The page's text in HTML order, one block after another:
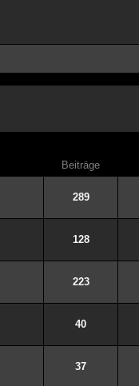
Beiträge
289
128
223
40
37